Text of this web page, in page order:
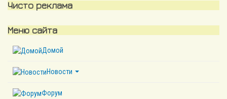
Чисто реклама
Меню сайта
Домой
Новости
Форум